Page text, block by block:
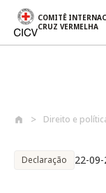
COMITÊ
CRUZ VERMELHA
Direito e
Declaração 22-